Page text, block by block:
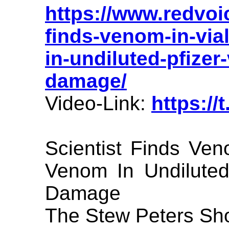
https://
finds-venom-in-
in-undiluted-
damage/
Video-Link: https://
Scientist Finds
Venom In
Damage
The Stew Peters